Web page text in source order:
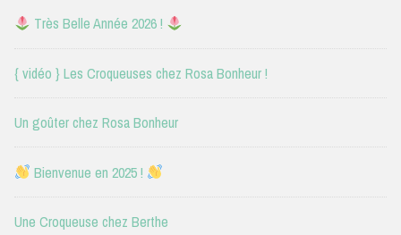
Très Belle Année 2026 !
{ vidéo } Les Croqueuses chez Rosa Bonheur !
Un goûter chez Rosa Bonheur
Bienvenue en 2025 !
Une Croqueuse chez Berthe